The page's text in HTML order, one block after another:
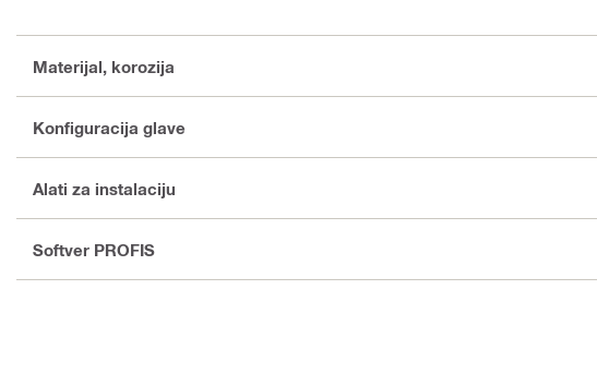
Materijal, korozija
Konfiguracija glave
Alati za instalaciju
Softver PROFIS